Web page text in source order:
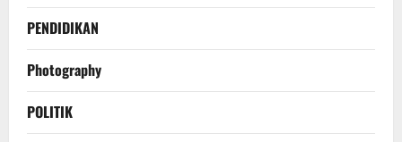
PENDIDIKAN
Photography
POLITIK